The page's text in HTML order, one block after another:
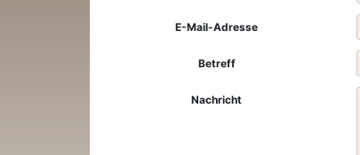
E-Mail-Adresse
Betreff
Nachricht